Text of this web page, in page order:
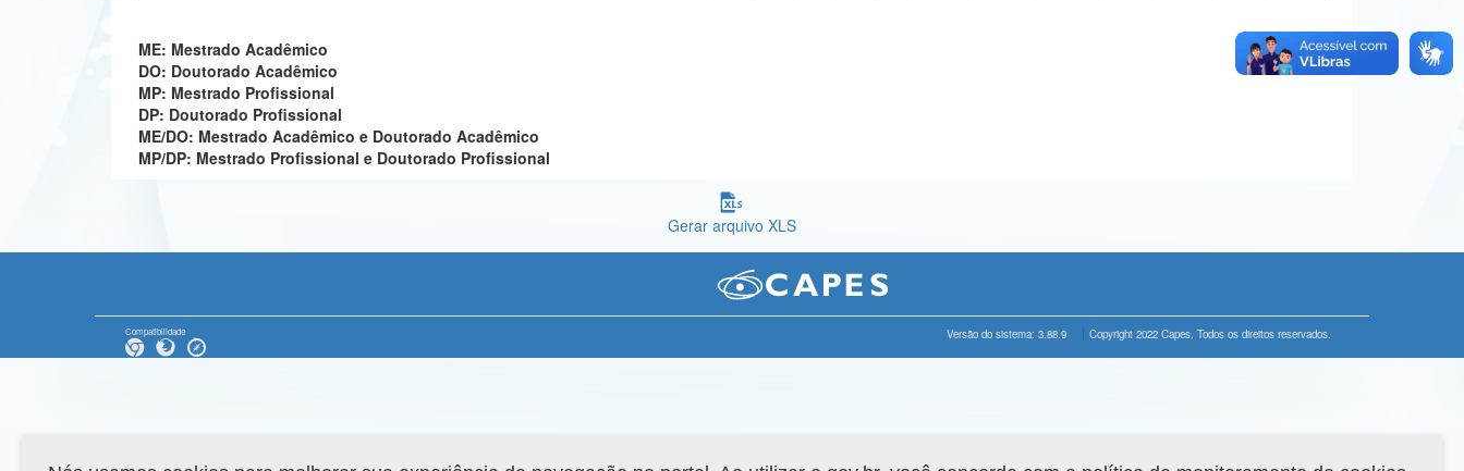
ME: Mestrado Acadêmico
DO: Doutorado Acadêmico
MP: Mestrado Profissional
DP: Doutorado Profissional
ME/DO: Mestrado Acadêmico e Doutorado Acadêmico
MP/DP: Mestrado Profissional e Doutorado Profissional
Gerar arquivo XLS
Compatibilidade Versão do sistema: 3.88.9 Copyright 2022 Capes. Todos os direitos reservados.